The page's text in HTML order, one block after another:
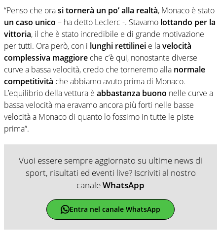
“Penso che orasi tornerà un po’ alla realtà, Monaco è stato
un caso unico – ha detto Leclerc -. Stavamo lottando per la
vittoria, il che è stato incredibile e di grande motivazione
per tutti. Ora però, con i lunghi rettilinei e lavelocità
complessiva maggiore che c’è qui, nonostante diverse
curve a bassa velocità, credo che torneremo alla normale
competitività che abbiamo avuto prima di Monaco.
L’equilibrio della vettura è abbastanza buono nelle curve a
bassa velocità ma eravamo ancora più forti nelle basse
velocità a Monaco di quanto lo fossimo in tutte le piste
prima“.
Vuoi essere sempre aggiornato su ultime news di
sport, risultati ed eventi live? Iscriviti al nostro
canaleWhatsApp
Entra nel canale WhatsApp